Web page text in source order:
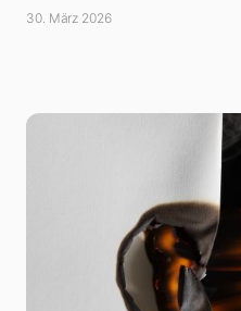
30. März 2026